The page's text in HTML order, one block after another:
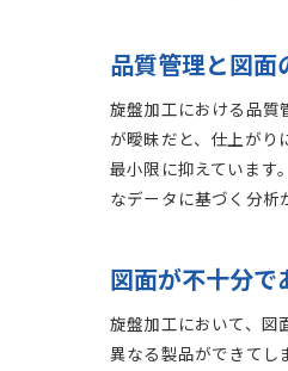
品質管理と図面
旋盤加工における品質
が曖昧だと、仕上が
最小限に抑えています
なデータに基づく分析
図面が不十分
旋盤加工において、図
異なる製品ができてし